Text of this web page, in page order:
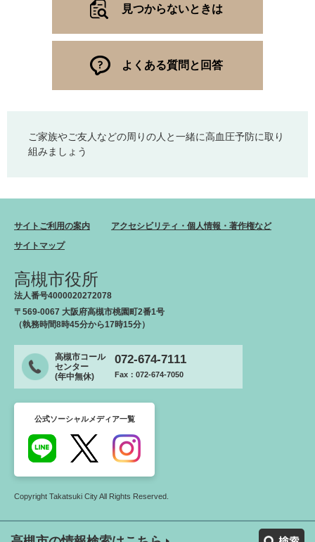
見つからないときは
よくある質問と回答
ご家族やご友人などの周りの人と一緒に高血圧予防に取り
組みましょう
サイトご利用の案内
アクセシビリティ・個人情報・著作権など
サイトマップ
高槻市役所
法人番号4000020272078
〒569-0067 大阪府高槻市桃園町2番1号
（執務時間8時45分から17時15分）
高槻市コール
センター
(年中無休)
072-674-7111
Fax：072-674-7050
公式ソーシャルメディア一覧
Copyright Takatsuki City All Rights Reserved.